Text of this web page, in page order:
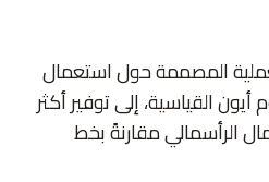
المصممة حول استعمال
أيون القياسية، إلى توفير أكثر
الرأسمالي مقارنةً بخط